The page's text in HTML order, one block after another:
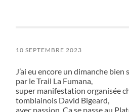
10 SEPTEMBRE 2023
J’ai eu encore un dimanche
par le Trail La Fumana,
super manifestation organisée
tomblainois David Bigeard,
avec passion. Ca se passe au